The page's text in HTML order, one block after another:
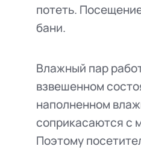
потеть.
бани.
Влажный пар
взвешенном
наполненном
соприкасаются с
Поэтому